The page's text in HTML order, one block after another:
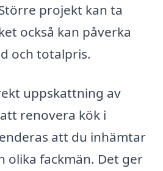
projekt kan ta
också kan påverka
och totalpris.
uppskattning av
renovera kök i
att du inhämtar
fackmän. Det ger